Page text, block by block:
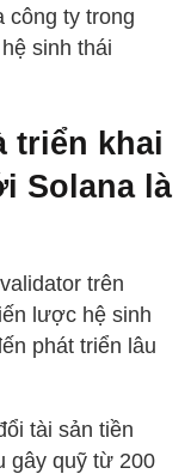
công ty trong
sinh thái
triển khai
Solana là
trên
lược hệ sinh
phát triển lâu
tài sản tiền
gây quỹ từ 200